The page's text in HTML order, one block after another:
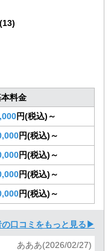
(13)
料金
円(税込)～
円(税込)～
円(税込)～
円(税込)～
円(税込)～
の口コミをもっと見る▶
あああ(2026/02/27)